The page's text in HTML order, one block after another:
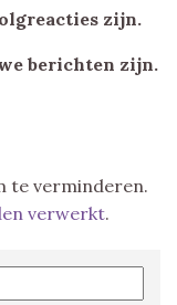
zijn.
berichten zijn.
te verminderen.
verwerkt.